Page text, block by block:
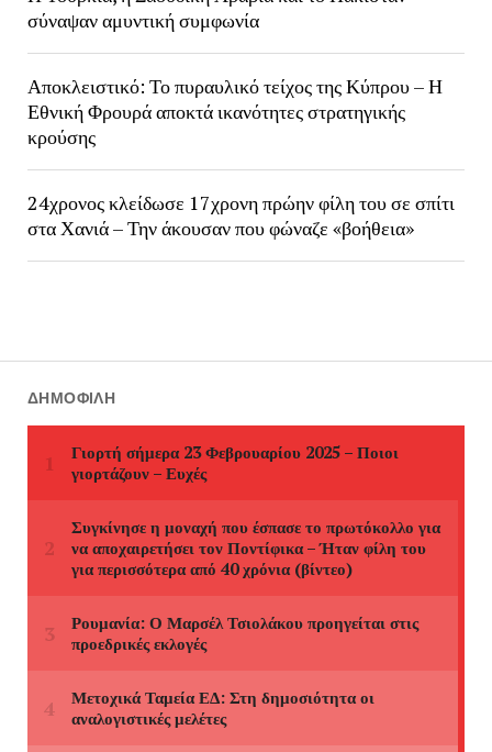
σύναψαν αμυντική συμφωνία
Αποκλειστικό: Το πυραυλικό τείχος της Κύπρου – Η
Εθνική Φρουρά αποκτά ικανότητες στρατηγικής
κρούσης
24χρονος κλείδωσε 17χρονη πρώην φίλη του σε σπίτι
στα Χανιά – Την άκουσαν που φώναζε «βοήθεια»
ΔΗΜΟΦΙΛΉ